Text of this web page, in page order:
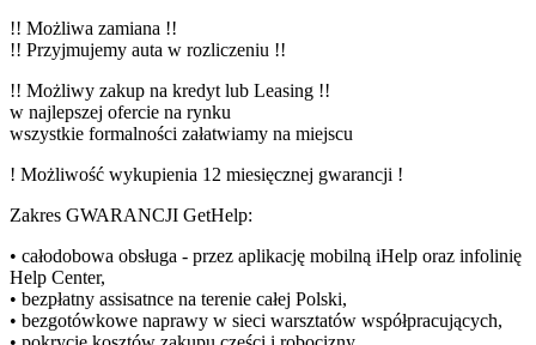
!! Możliwa zamiana !!
!! Przyjmujemy auta w rozliczeniu !!
!! Możliwy zakup na kredyt lub Leasing !!
w najlepszej ofercie na rynku
wszystkie formalności załatwiamy na miejscu
! Możliwość wykupienia 12 miesięcznej gwarancji !
Zakres GWARANCJI GetHelp:
• całodobowa obsługa - przez aplikację mobilną iHelp oraz infolinię
Help Center,
• bezpłatny assisatnce na terenie całej Polski,
• bezgotówkowe naprawy w sieci warsztatów współpracujących,